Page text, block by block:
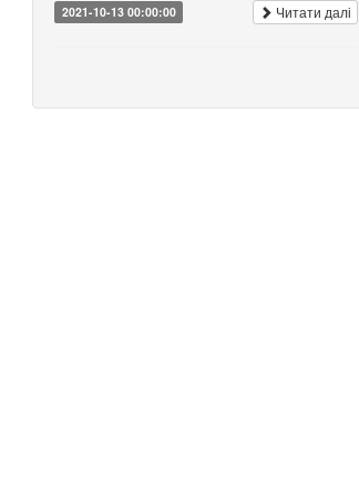
2021-10-13 00:00:00 Читати далі